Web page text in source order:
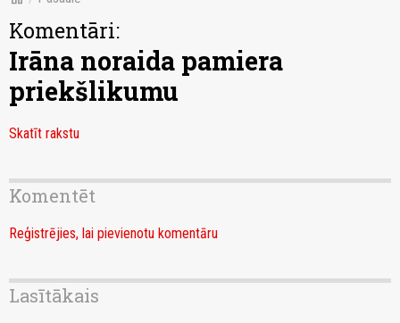
Komentāri:
Irāna noraida pamiera
priekšlikumu
Skatīt rakstu
Komentēt
Reģistrējies, lai pievienotu komentāru
Lasītākais